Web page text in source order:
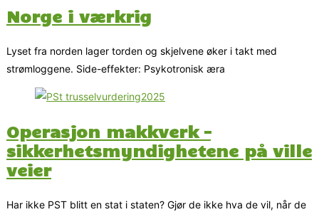
Norge i værkrig
Lyset fra norden lager torden og skjelvene øker i takt med
strømloggene. Side-effekter: Psykotronisk æra
Operasjon makkverk –
sikkerhetsmyndighetene på ville
veier
Har ikke PST blitt en stat i staten? Gjør de ikke hva de vil, når de